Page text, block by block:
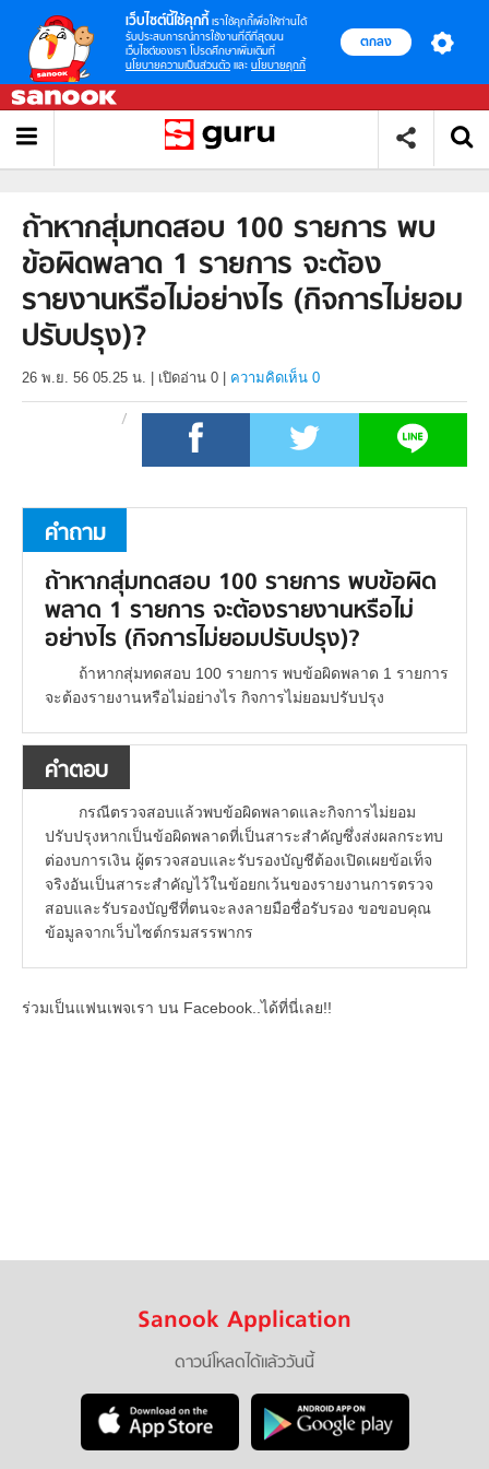
เว็บไซต์นี้ใช้คุกกี้ เราใช้คุกกี้เพื่อให้ท่านได้
รับประสบการณ์การใช้งานที่ดีที่สุดบน
เว็บไซต์ของเรา โปรดศึกษาเพิ่มเติมที่
นโยบายความเป็นส่วนตัว และ นโยบายคุกกี้
ตกลง
ถ้าหากสุ่มทดสอบ 100 รายการ พบ
ข้อผิดพลาด 1 รายการ จะต้อง
รายงานหรือไม่อย่างไร (กิจการไม่ยอม
ปรับปรุง)?
26 พ.ย. 56 05.25 น. เปิดอ่าน 0 ความคิดเห็น 0
คำถาม
ถ้าหากสุ่มทดสอบ 100 รายการ พบข้อผิด
พลาด 1 รายการ จะต้องรายงานหรือไม่
อย่างไร (กิจการไม่ยอมปรับปรุง)?
ถ้าหากสุ่มทดสอบ 100 รายการ พบข้อผิดพลาด 1 รายการ
จะต้องรายงานหรือไม่อย่างไร กิจการไม่ยอมปรับปรุง
คำตอบ
กรณีตรวจสอบแล้วพบข้อผิดพลาดและกิจการไม่ยอม
ปรับปรุงหากเป็นข้อผิดพลาดที่เป็นสาระสำคัญซึ่งส่งผลกระทบ
ต่องบการเงิน ผู้ตรวจสอบและรับรองบัญชีต้องเปิดเผยข้อเท็จ
จริงอันเป็นสาระสำคัญไว้ในข้อยกเว้นของรายงานการตรวจ
สอบและรับรองบัญชีที่ตนจะลงลายมือชื่อรับรอง ขอขอบคุณ
ข้อมูลจากเว็บไซต์กรมสรรพากร
ร่วมเป็นแฟนเพจเรา บน Facebook..ได้ที่นี่เลย!!
Sanook Application
ดาวน์โหลดได้แล้ววันนี้